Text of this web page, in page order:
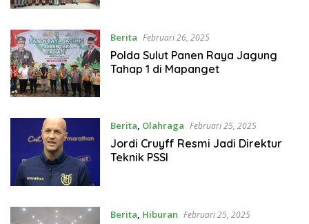
Berita Februari 26, 2025
Polda Sulut Panen Raya Jagung
Tahap 1 di Mapanget
Berita, Olahraga Februari 25, 2025
Jordi Cruyff Resmi Jadi Direktur
Teknik PSSI
Berita, Hiburan Februari 25, 2025